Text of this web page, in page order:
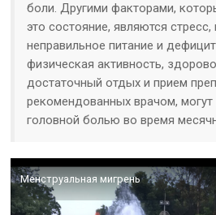
боли. Другими факторами,
это состояние, являются стресс,
неправильное питание и
физическая активность,
достаточный отдых и прием
рекомендованных врачом,
головной болью во время
Менструальная мигрень